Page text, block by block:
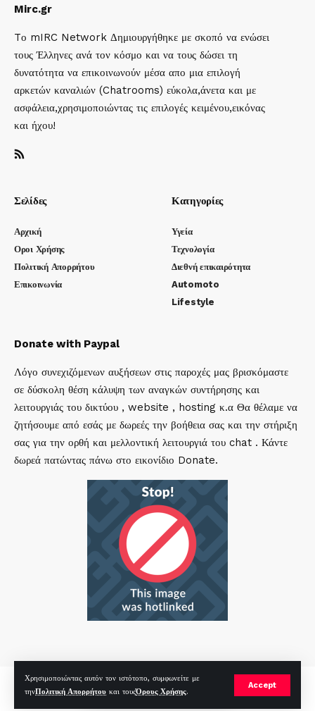
Χρησιμοποιώντας αυτόν τον ιστότοπο, συμφωνείτε με
τηνΠολιτική Απορρήτου και τουςΌρους Χρήσης.
Accept
Mirc.gr
Tο mIRC Network Δημιουργήθηκε με σκοπό να ενώσει
τους Έλληνες ανά τον κόσμο και να τους δώσει τη
δυνατότητα να επικοινωνούν μέσα απο μια επιλογή
αρκετών καναλιών (Chatrooms) εύκολα,άνετα και με
ασφάλεια,χρησιμοποιώντας τις επιλογές κειμένου,εικόνας
και ήχου!
Σελίδες
Αρχική
Οροι Χρήσης
Πολιτική Απορρήτου
Επικοινωνία
Κατηγορίες
Υγεία
Τεχνολογία
Διεθνή επικαιρότητα
Automoto
Lifestyle
Donate with Paypal
Λόγο συνεχιζόμενων αυξήσεων στις παροχές μας βρισκόμαστε
σε δύσκολη θέση κάλυψη των αναγκών συντήρησης και
λειτουργιάς του δικτύου , website , hosting κ.α Θα θέλαμε να
ζητήσουμε από εσάς με δωρεές την βοήθεια σας και την στήριξη
σας για την ορθή και μελλοντική λειτουργιά του chat . Κάντε
δωρεά πατώντας πάνω στο εικονίδιο Donate.
mirc.gr 2023 Copyright %year%, All Rights Reserved |bySp
Hosted byRealHosting